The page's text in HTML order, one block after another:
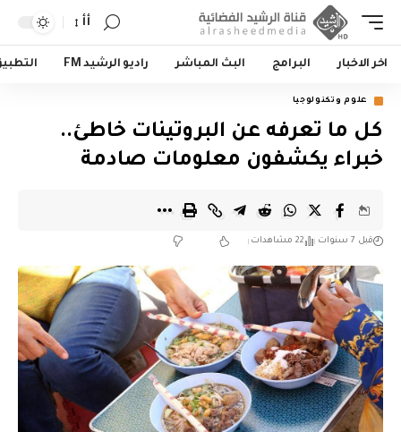
أأ
اخر الاخبار البرامج البث المباشر راديو الرشيد FM
علوم وتكنولوجيا
كل ما تعرفه عن البروتينات خاطئ..
خبراء يكشفون معلومات صادمة
قبل 7 سنوات 22 مشاهدات